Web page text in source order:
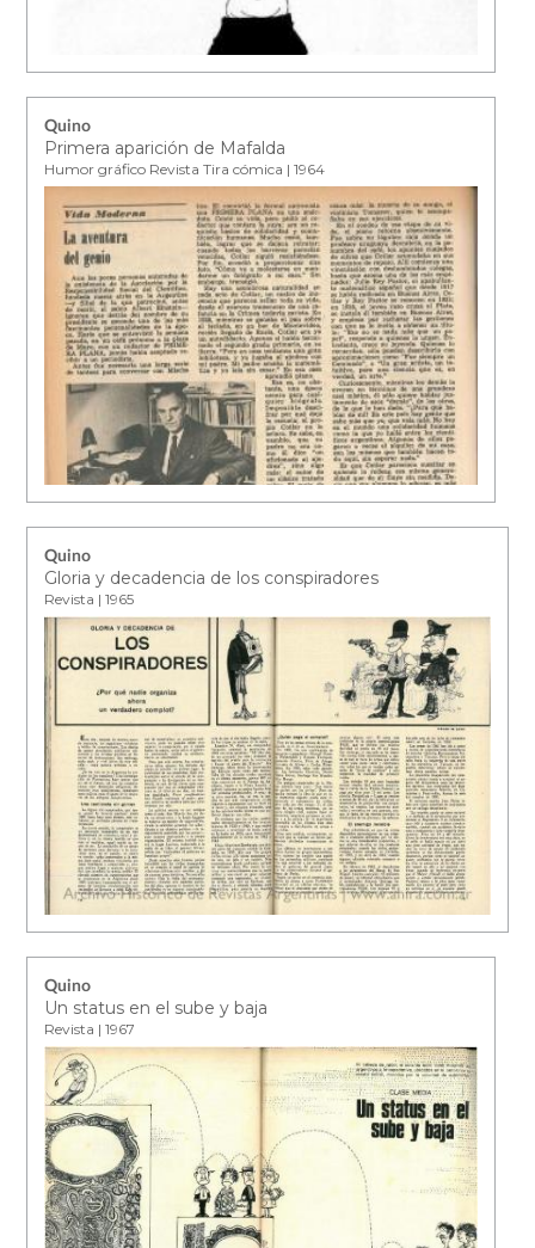
Quino
Primera aparición de Mafalda
Humor gráfico Revista Tira cómica | 1964
Quino
Gloria y decadencia de los conspiradores
Revista | 1965
Quino
Un status en el sube y baja
Revista | 1967